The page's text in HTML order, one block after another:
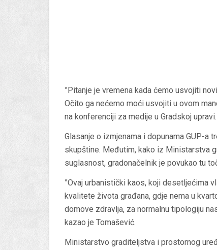
”Pitanje je vremena kada ćemo usvojiti
Očito ga nećemo moći usvojiti u ovom
na konferenciji za medije u Gradskoj upravi.
Glasanje o izmjenama i dopunama GUP-a
skupštine. Međutim, kako iz Ministarstva
suglasnost, gradonačelnik je povukao tu
”Ovaj urbanistički kaos, koji desetljećima
kvalitete života građana, gdje nema u
domove zdravlja, za normalnu tipologiju
kazao je Tomašević.
Ministarstvo graditeljstva i prostornog